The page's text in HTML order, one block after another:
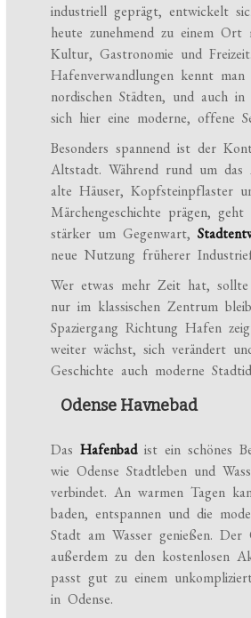
industriell geprägt, entwickelt
heute zunehmend zu einem Ort
Kultur, Gastronomie und
Hafenverwandlungen kennt man
nordischen Städten, und auch in
sich hier eine moderne, offene
Besonders spannend ist der
Altstadt. Während rund um das
alte Häuser, Kopfsteinpflaster
Märchengeschichte prägen,
stärker um Gegenwart,
neue Nutzung früherer
Wer etwas mehr Zeit hat,
nur im klassischen Zentrum
Spaziergang Richtung Hafen
weiter wächst, sich verändert
Geschichte auch moderne
Odense Havnebad
DasHafenbadist ein schönes
wie Odense Stadtleben und
verbindet. An warmen Tagen
baden, entspannen und die
Stadt am Wasser genießen.
außerdem zu den kostenlosen
passt gut zu einem
in Odense.